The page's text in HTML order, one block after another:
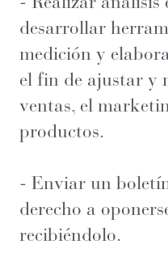
desarrollar
medición y
el fin de ajustar y
ventas, el
productos.
- Enviar un
derecho a
recibiéndolo.